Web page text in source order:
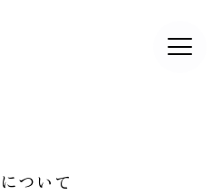
ついて